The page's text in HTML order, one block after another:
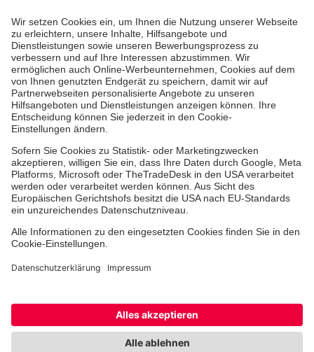
Aus- & Fortbildung
Erste-Hilfe-Kurse
Jobs & Ehrenamt
Freiwilligendienst
Spendenprojekte
Johanniter-Jugend
Einrichtungen
Cookie-Einstellungen Datenschutz Barrierefreiheit